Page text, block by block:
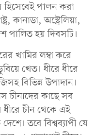
হিসেবেই পালন করা
কানাডা, অস্ট্রেলিয়া,
পালিত হয় দিবসটি।
খামির লম্বা করে
খেত। ধীরে ধীরে
বিভিন্ন উপাদান।
চীনাদের কাছে সব
ধীরে চীন থেকে এই
তবে বিশ্বব্যাপী যে